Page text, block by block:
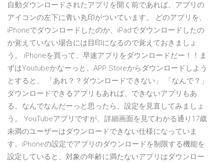
自動ダウンロードされたアプリを開く前であれば、アプリの
アイコンの左下に青い丸印がついています。 どのアプリを、
iPhoneでダウンロードしたのか、iPadでダウンロードしたの
か覚えていない場合には目印になるので覚えておきましょ
う。 iPhoneを買って、早速アプリをダウンロードだー！！ま
ずはYoutubeかなーっと、APP Storeからダウンロードしよう
とすると、 「あれ？？ダウンロードできない」 「なんで？」
ダウンロードできるアプリもあれば、できないアプリもあ
る。なんでなんだーっと思ったら、設定を見直してみましょ
う。 YouTubeアプリですが、詳細画面を見てわかる通り17歳
未満のユーザーはダウンロードできない仕様になっていま
す。iPhoneの設定でアプリのダウンロードを制限する機能を
設定していると、対象の年齢に満たないアプリはダウンロー